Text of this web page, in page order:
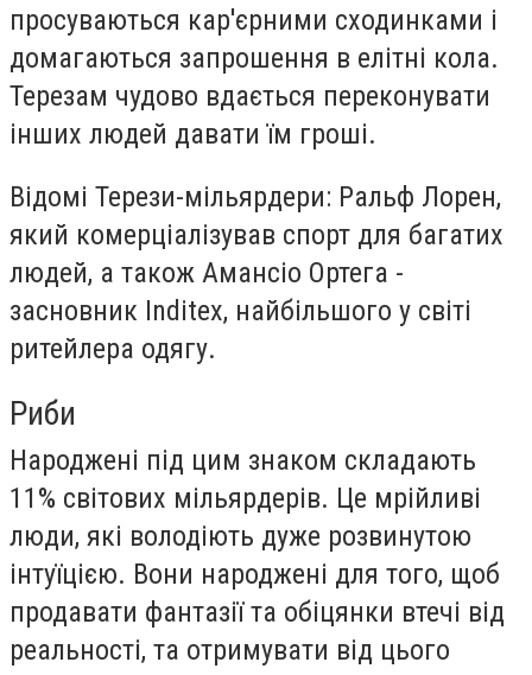
просуваються кар'єрними сходинками і
домагаються запрошення в елітні кола.
Терезам чудово вдається переконувати
інших людей давати їм гроші.
Відомі Терези-мільярдери: Ральф Лорен,
який комерціалізував спорт для багатих
людей, а також Амансіо Ортега -
засновник Inditex, найбільшого у світі
ритейлера одягу.
Риби
Народжені під цим знаком складають
11% світових мільярдерів. Це мрійливі
люди, які володіють дуже розвинутою
інтуїцією. Вони народжені для того, щоб
продавати фантазії та обіцянки втечі від
реальності, та отримувати від цього